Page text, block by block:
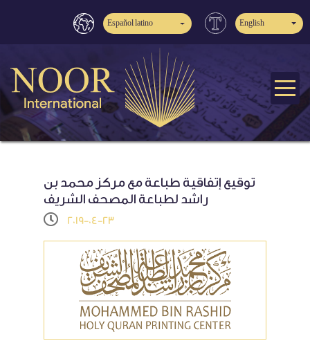
Español latino English
توقيع إتفاقية طباعة مع مركز محمد بن
راشد لطباعة المصحف الشريف
2019-04-23